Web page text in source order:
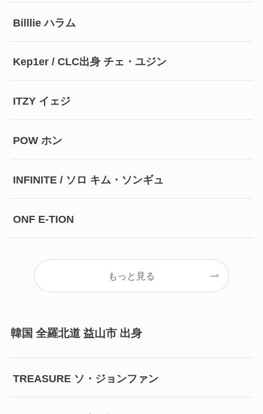
Billlie ハラム
Kep1er / CLC出身 チェ・ユジン
ITZY イェジ
POW ホン
INFINITE / ソロ キム・ソンギュ
ONF E-TION
もっと見る
韓国 全羅北道 益山市 出身
TREASURE ソ・ジョンファン